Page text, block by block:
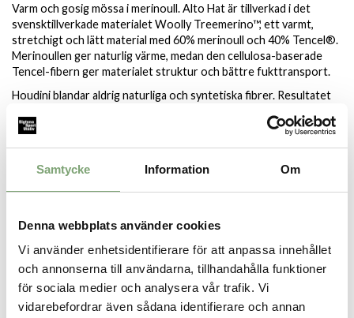
Samtycke Information Om
Denna webbplats använder cookies
Vi använder enhetsidentifierare för att anpassa innehållet
och annonserna till användarna, tillhandahålla funktioner
för sociala medier och analysera vår trafik. Vi
vidarebefordrar även sådana identifierare och annan
Varm och gosig mössa i merinoull. Alto Hat är tillverkad i det
svensktillverkade materialet Woolly Treemerino™, ett varmt,
stretchigt och lätt material med 60% merinoull och 40% Tencel®.
Merinoullen ger naturlig värme, medan den cellulosa-baserade
Tencel-fibern ger materialet struktur och bättre fukttransport.
Houdini blandar aldrig naturliga och syntetiska fibrer. Resultatet
Detaljer:
Skön känsla mot huden
Utmärkt andningsförmåga
Mulesingfri ull från Australien och Sydafrika
Förnybar, biologiskt nedbrytbar och återvinningsbar
Vikt: 44 g